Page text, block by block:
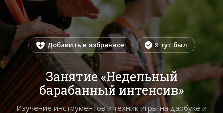
Добавить в избранное Я тут был
Занятие «Недельный
барабанный интенсив»
Изучение инструментов и техник игры на дарбуке и